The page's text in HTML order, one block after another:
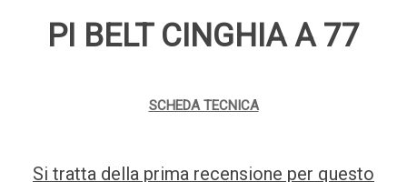
PI BELT CINGHIA A 77
SCHEDA TECNICA
Si tratta della prima recensione per questo